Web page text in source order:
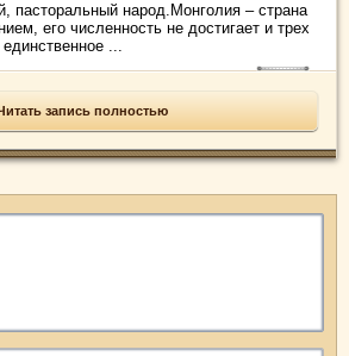
пасторальный народ.Монголия – страна
его численность не достигает и трех
...
запись полностью